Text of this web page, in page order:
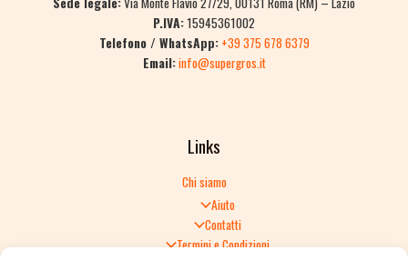
P.IVA:15945361002
Telefono / WhatsApp: +39 375 678 6379
Email:info@supergros.it
Links
Chi siamo
Aiuto
Contatti
Termini e Condizioni